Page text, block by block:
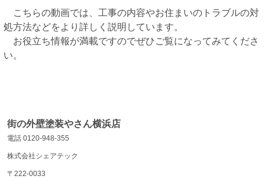
こちらの動画では、工事の内容やお住まいのトラブルの対
処方法などをより詳しく説明しています。
お役立ち情報が満載ですのでぜひご覧になってみてくださ
い。
街の外壁塗装やさん横浜店
電話 0120-948-355
株式会社シェアテック
〒222-0033